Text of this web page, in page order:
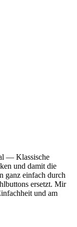
— Klassische
und damit die
ganz einfach durch
ersetzt. Mir
und am